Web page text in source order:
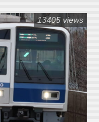
13405 views